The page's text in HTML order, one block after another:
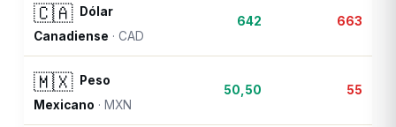
🇨🇦
Dólar
Canadiense ·CAD
642 663
🇲🇽
Peso
Mexicano · MXN
50,50 55